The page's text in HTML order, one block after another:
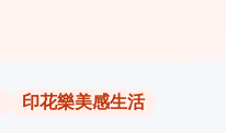
印花樂美感生活